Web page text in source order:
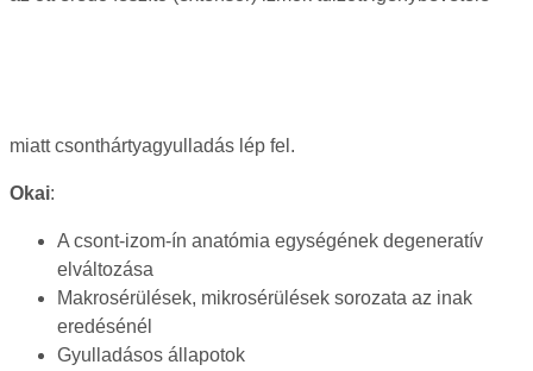
miatt csonthártyagyulladás lép fel.
Okai:
A csont-izom-ín anatómia egységének degeneratív
elváltozása
Makrosérülések, mikrosérülések sorozata az inak
eredésénél
Gyulladásos állapotok